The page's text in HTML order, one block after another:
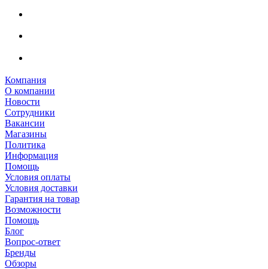
Компания
О компании
Новости
Сотрудники
Вакансии
Магазины
Политика
Информация
Помощь
Условия оплаты
Условия доставки
Гарантия на товар
Возможности
Помощь
Блог
Вопрос-ответ
Бренды
Обзоры